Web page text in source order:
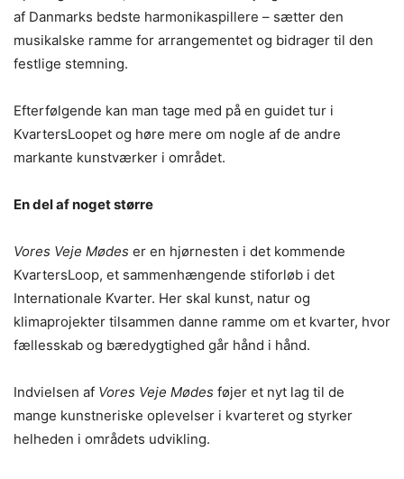
af Danmarks bedste harmonikaspillere – sætter den
musikalske ramme for arrangementet og bidrager til den
festlige stemning.
Efterfølgende kan man tage med på en guidet tur i
KvartersLoopet og høre mere om nogle af de andre
markante kunstværker i området.
En del af noget større
Vores Veje Mødes er en hjørnesten i det kommende
KvartersLoop, et sammenhængende stiforløb i det
Internationale Kvarter. Her skal kunst, natur og
klimaprojekter tilsammen danne ramme om et kvarter, hvor
fællesskab og bæredygtighed går hånd i hånd.
Indvielsen af Vores Veje Mødes føjer et nyt lag til de
mange kunstneriske oplevelser i kvarteret og styrker
helheden i områdets udvikling.